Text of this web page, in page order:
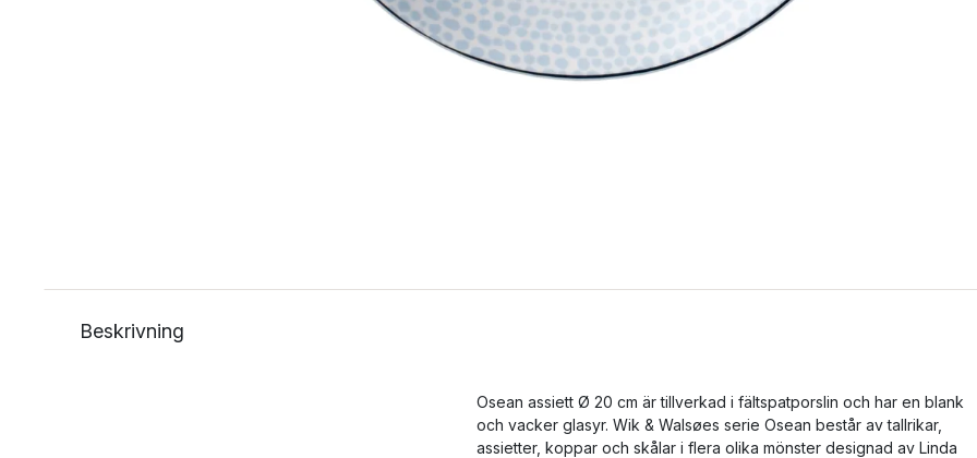
Beskrivning
Osean assiett Ø 20 cm är tillverkad i fältspatporslin och har en blank
och vacker glasyr. Wik & Walsøes serie Osean består av tallrikar,
assietter, koppar och skålar i flera olika mönster designad av Linda